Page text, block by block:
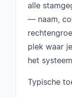
alle
— naam,
plek waar
het
Typische